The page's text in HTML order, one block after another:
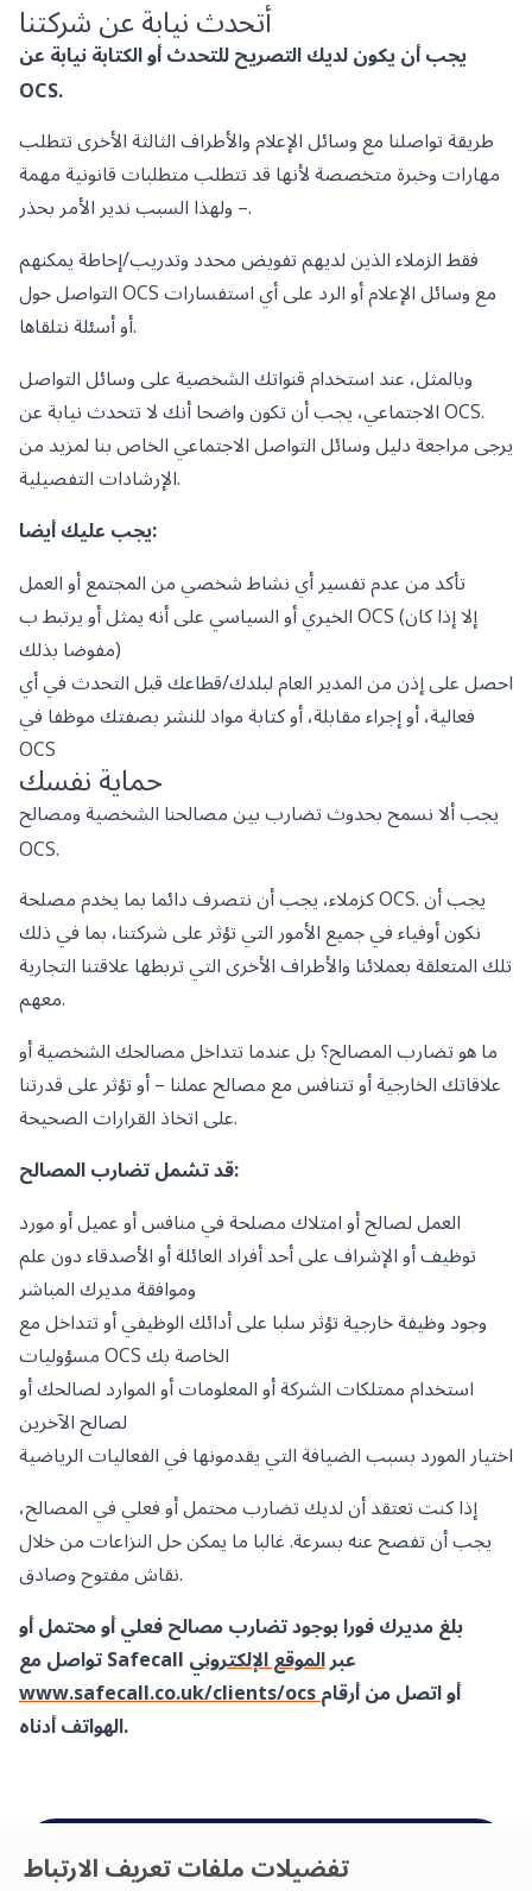
تفضيلات ملفات تعريف الارتباط
أتحدث نيابة عن شركتنا
يجب أن يكون لديك التصريح للتحدث أو الكتابة نيابة عن
OCS.
طريقة تواصلنا مع وسائل الإعلام والأطراف الثالثة الأخرى تتطلب
مهارات وخبرة متخصصة لأنها قد تتطلب متطلبات قانونية مهمة
– ولهذا السبب ندير الأمر بحذر.
فقط الزملاء الذين لديهم تفويض محدد وتدريب/إحاطة يمكنهم
التواصل حول OCS مع وسائل الإعلام أو الرد على أي استفسارات
أو أسئلة نتلقاها.
وبالمثل، عند استخدام قنواتك الشخصية على وسائل التواصل
الاجتماعي، يجب أن تكون واضحا أنك لا تتحدث نيابة عن OCS.
يرجى مراجعة دليل وسائل التواصل الاجتماعي الخاص بنا لمزيد من
الإرشادات التفصيلية.
يجب عليك أيضا:
تأكد من عدم تفسير أي نشاط شخصي من المجتمع أو العمل
الخيري أو السياسي على أنه يمثل أو يرتبط ب OCS (إلا إذا كان
مفوضا بذلك)
احصل على إذن من المدير العام لبلدك/قطاعك قبل التحدث في أي
فعالية، أو إجراء مقابلة، أو كتابة مواد للنشر بصفتك موظفا في
OCS
حماية نفسك
يجب ألا نسمح بحدوث تضارب بين مصالحنا الشخصية ومصالح
OCS.
كزملاء، يجب أن نتصرف دائما بما يخدم مصلحة OCS. يجب أن
نكون أوفياء في جميع الأمور التي تؤثر على شركتنا، بما في ذلك
تلك المتعلقة بعملائنا والأطراف الأخرى التي تربطها علاقتنا التجارية
معهم.
ما هو تضارب المصالح؟ بل عندما تتداخل مصالحك الشخصية أو
علاقاتك الخارجية أو تتنافس مع مصالح عملنا – أو تؤثر على قدرتنا
على اتخاذ القرارات الصحيحة.
قد تشمل تضارب المصالح:
العمل لصالح أو امتلاك مصلحة في منافس أو عميل أو مورد
توظيف أو الإشراف على أحد أفراد العائلة أو الأصدقاء دون علم
وموافقة مديرك المباشر
وجود وظيفة خارجية تؤثر سلبا على أدائك الوظيفي أو تتداخل مع
مسؤوليات OCS الخاصة بك
استخدام ممتلكات الشركة أو المعلومات أو الموارد لصالحك أو
لصالح الآخرين
اختيار المورد بسبب الضيافة التي يقدمونها في الفعاليات الرياضية
إذا كنت تعتقد أن لديك تضارب محتمل أو فعلي في المصالح،
يجب أن تفصح عنه بسرعة. غالبا ما يمكن حل النزاعات من خلال
نقاش مفتوح وصادق.
بلغ مديرك فورا بوجود تضارب مصالح فعلي أو محتمل أو
تواصل مع Safecall عبر الموقع الإلكتروني
www.safecall.co.uk/clients/ocs أو اتصل من أرقام
الهواتف أدناه.